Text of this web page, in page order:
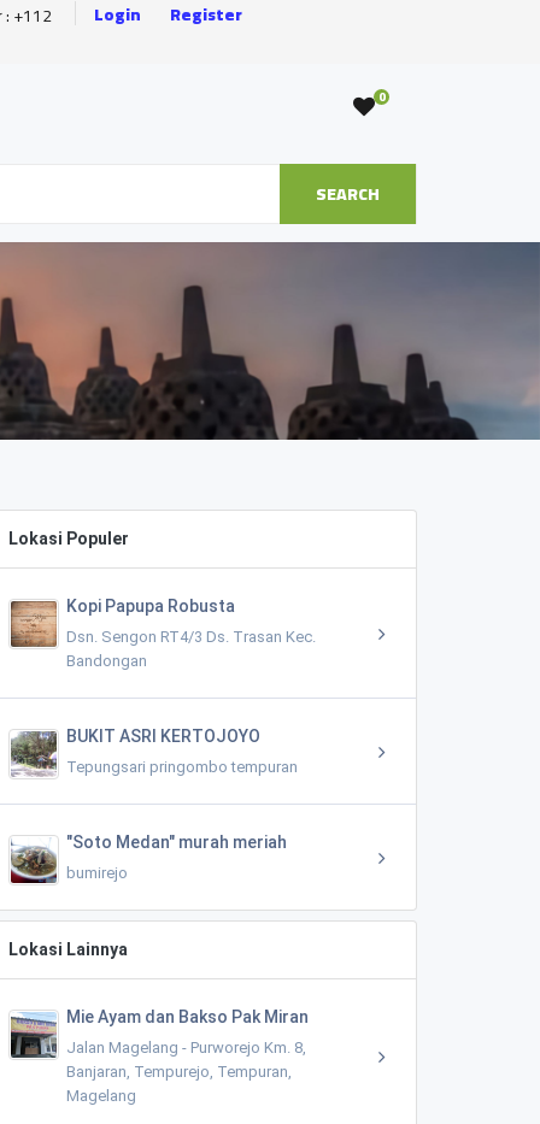
: +112 Login Register
0
SEARCH
Lokasi Populer
Kopi Papupa Robusta
Dsn. Sengon RT4/3 Ds. Trasan Kec.
Bandongan
BUKIT ASRI KERTOJOYO
Tepungsari pringombo tempuran
"Soto Medan" murah meriah
bumirejo
Lokasi Lainnya
Mie Ayam dan Bakso Pak Miran
Jalan Magelang - Purworejo Km. 8,
Banjaran, Tempurejo, Tempuran,
Magelang